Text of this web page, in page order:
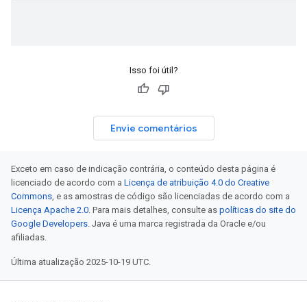
Isso foi útil?
Envie comentários
Exceto em caso de indicação contrária, o conteúdo desta página é
licenciado de acordo com a Licença de atribuição 4.0 do Creative
Commons, e as amostras de código são licenciadas de acordo com a
Licença Apache 2.0. Para mais detalhes, consulte as políticas do site do
Google Developers. Java é uma marca registrada da Oracle e/ou
afiliadas.
Última atualização 2025-10-19 UTC.